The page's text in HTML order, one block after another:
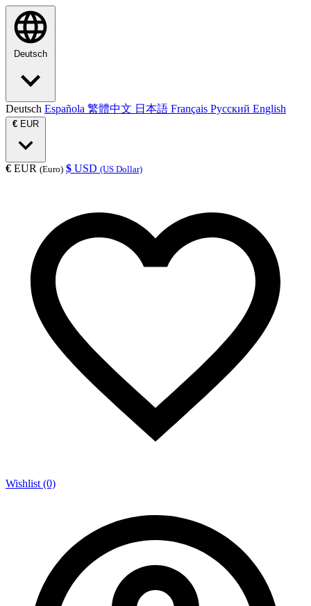
Deutsch
Deutsch Española 繁體中文 日本語 Français Русский English
€ EUR
€ EUR (Euro) $ USD (US Dollar)
Wishlist (0)